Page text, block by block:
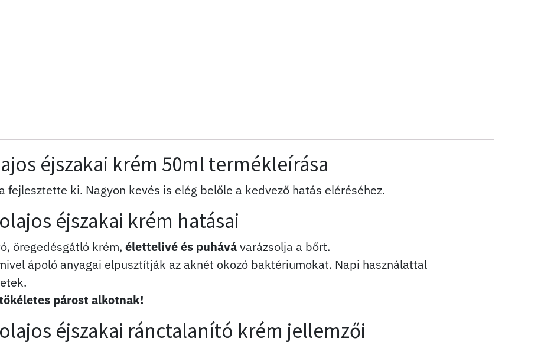
éjszakai krém 50ml termékleírása
fejlesztette ki. Nagyon kevés is elég belőle a kedvező hatás eléréséhez.
éjszakai krém hatásai
öregedésgátló krém, élettelivé és puhávávarázsolja a bőrt.
ápoló anyagai elpusztítják az aknét okozó baktériumokat. Napi használattal
párost alkotnak!
éjszakai ránctalanító krém jellemzői